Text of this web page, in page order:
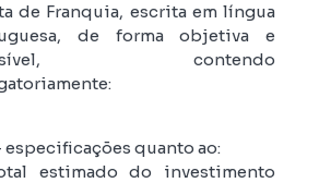
de Franquia, escrita em língua
de forma objetiva e
contendo
especificações quanto ao:
estimado do investimento